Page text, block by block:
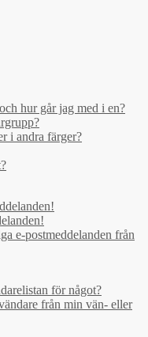
hur går jag med i en?
i andra färger?
e-postmeddelanden från
för något?
från min vän- eller